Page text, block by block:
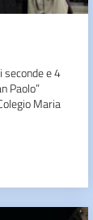
e 4
Paolo”
Maria